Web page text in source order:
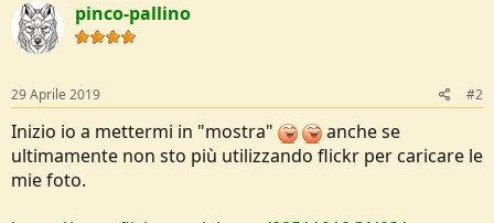
i
o
n
pinco-pallino
29 Aprile 2019 #2
Inizio io a mettermi in "mostra"
anche se
ultimamente non sto più utilizzando flickr per caricare le
mie foto.